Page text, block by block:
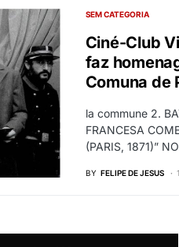
SEM CATEGORIA
Ciné-Club
faz
Comuna de
la commune 2.
FRANCESA
(PARIS, 1871)”
BY FELIPE DE JESUS